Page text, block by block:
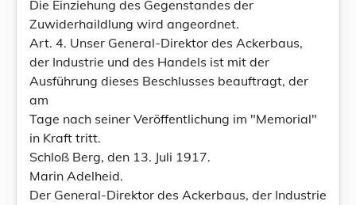
Die Einziehung des Gegenstandes der
Zuwiderhaildlung wird angeordnet.
Art. 4. Unser General-Direktor des Ackerbaus,
der Industrie und des Handels ist mit der
Ausführung dieses Beschlusses beauftragt, der
am
Tage nach seiner Veröffentlichung im "Memorial"
in Kraft tritt.
Schloß Berg, den 13. Juli 1917.
Marin Adelheid.
Der General-Direktor des Ackerbaus, der Industrie